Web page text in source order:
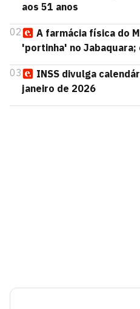
aos 51 anos
02
A farmácia física do
'portinha' no Jabaquara;
03
INSS divulga
janeiro de 2026